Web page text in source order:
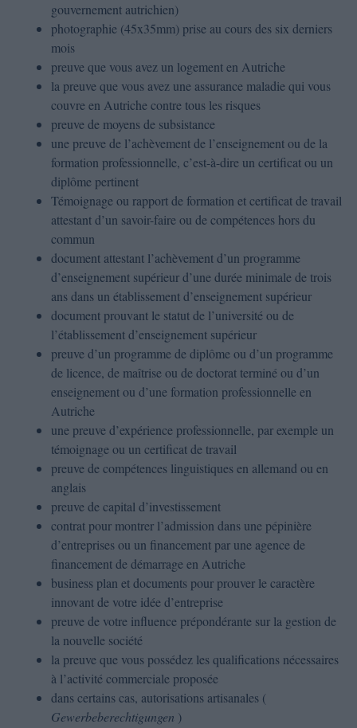
gouvernement autrichien)
photographie (45x35mm) prise au cours des six derniers
mois
preuve que vous avez un logement en Autriche
la preuve que vous avez une assurance maladie qui vous
couvre en Autriche contre tous les risques
preuve de moyens de subsistance
une preuve de l’achèvement de l’enseignement ou de la
formation professionnelle, c’est-à-dire un certificat ou un
diplôme pertinent
Témoignage ou rapport de formation et certificat de travail
attestant d’un savoir-faire ou de compétences hors du
commun
document attestant l’achèvement d’un programme
d’enseignement supérieur d’une durée minimale de trois
ans dans un établissement d’enseignement supérieur
document prouvant le statut de l’université ou de
l’établissement d’enseignement supérieur
preuve d’un programme de diplôme ou d’un programme
de licence, de maîtrise ou de doctorat terminé ou d’un
enseignement ou d’une formation professionnelle en
Autriche
une preuve d’expérience professionnelle, par exemple un
témoignage ou un certificat de travail
preuve de compétences linguistiques en allemand ou en
anglais
preuve de capital d’investissement
contrat pour montrer l’admission dans une pépinière
d’entreprises ou un financement par une agence de
financement de démarrage en Autriche
business plan et documents pour prouver le caractère
innovant de votre idée d’entreprise
preuve de votre influence prépondérante sur la gestion de
la nouvelle société
la preuve que vous possédez les qualifications nécessaires
à l’activité commerciale proposée
dans certains cas, autorisations artisanales (
Gewerbeberechtigungen )